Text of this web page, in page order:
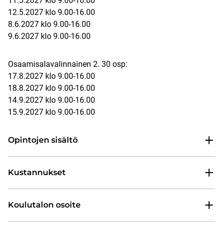
12.5.2027 klo 9.00-16.00
8.6.2027 klo 9.00-16.00
9.6.2027 klo 9.00-16.00
Osaamisalavalinnainen 2. 30 osp:
17.8.2027 klo 9.00-16.00
18.8.2027 klo 9.00-16.00
14.9.2027 klo 9.00-16.00
15.9.2027 klo 9.00-16.00
Opintojen sisältö
Kustannukset
Koulutalon osoite